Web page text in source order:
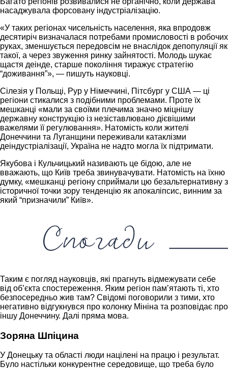
насаджувала форсовану індустріалізацію.
«У таких регіонах чисельність населення, яка впродовж
десятиріч визначалася потребами промисловості в робочих
руках, зменшується передовсім не внаслідок депопуляції як
такої, а через звуження ринку зайнятості. Молодь шукає
щастя деінде, старше покоління тиражує стратегію
“доживання”», — пишуть науковці.
Сілезія у Польщі, Рур у Німеччині, Пітсбург у США — ці
регіони стикалися з подібними проблемами. Проте їх
мешканці «мали за своїми плечима значно міцнішу
державну конструкцію із незіставлювано дієвішими
важелями її регулювання». Натомість коли жителі
Донеччини та Луганщини переживали катаклізми
деіндустріалізації, Україна не надто могла їх підтримати.
Якубова і Кульчицький називають це бідою, але не
вважають, що Київ треба звинувачувати. Натомість на їхню
думку, «мешканці регіону сприймали цю безальтернативну з
історичної точки зору тенденцію як апокаліпсис, винним за
який “призначили” Київ».
Таким є погляд науковців, які прагнуть відмежувати себе
від об’єкта спостереження. Яким регіон пам’ятають ті, хто
безпосередньо жив там? Свідомі поговорили з тими, хто
негативно відгукнувся про колонку Мініна та розповідає про
іншу Донеччину. Далі пряма мова.
Зоряна Шпіцина
У Донецьку та області люди націлені на працю і результат.
Було настільки конкурентне середовище, що треба було